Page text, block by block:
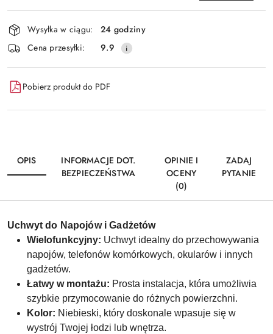
Wyślij
Dostępność
i
dostawa
Wysyłka w ciągu:
24 godziny
Cena przesyłki:
9.9
Pobierz produkt do PDF
OPIS
INFORMACJE DOT.
BEZPIECZEŃSTWA
OPINIE I
OCENY
(0)
ZADAJ
PYTANIE
Uchwyt do Napojów i Gadżetów
Wielofunkcyjny: Uchwyt idealny do przechowywania
napojów, telefonów komórkowych, okularów i innych
gadżetów.
Łatwy w montażu: Prosta instalacja, która umożliwia
szybkie przymocowanie do różnych powierzchni.
Kolor: Niebieski, który doskonale wpasuje się w
wystrój Twojej łodzi lub wnętrza.